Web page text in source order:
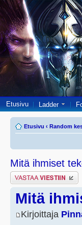
Etusivu Ladder
Etusivu ‹ Random
Mitä ihmiset
Lähetä vastaus
Mitä
Kirjoittaja